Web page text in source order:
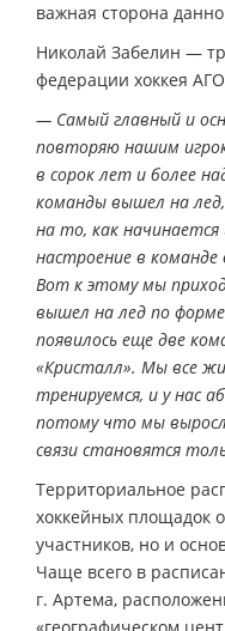
важная сторона
Николай Забелин —
федерации хоккея
— Самый главный и
повторяю нашим
в сорок лет и более
команды вышел на
на то, как
настроение в команде
Вот к этому мы
вышел на лед по
появилось еще две
«Кристалл». Мы все
тренируемся, и у нас
потому что мы
связи становятся
Территориальное
хоккейных площадок
участников, но и
Чаще всего в
г. Артема,